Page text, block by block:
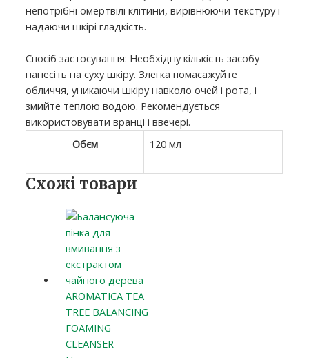
непотрібні омертвілі клітини, вирівнюючи текстуру і
надаючи шкірі гладкість.
Спосіб застосування: Необхідну кількість засобу
нанесіть на суху шкіру. Злегка помасажуйте
обличчя, уникаючи шкіру навколо очей і рота, і
змийте теплою водою. Рекомендується
використовувати вранці і ввечері.
Обєм
120 мл
Схожі товари